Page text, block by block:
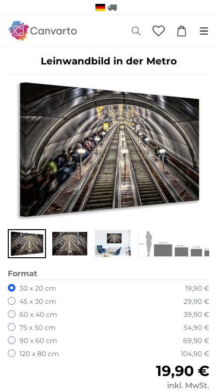
Leinwandbild in der Metro
Format
30 x 20 cm
19,90 €
45 x 30 cm
29,90 €
60 x 40 cm
39,90 €
75 x 50 cm
54,90 €
90 x 60 cm
69,90 €
120 x 80 cm
104,90 €
19,90 €
inkl. MwSt.